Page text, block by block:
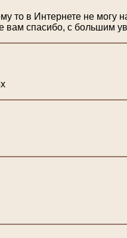
то в Интернете не могу
спасибо, с большим